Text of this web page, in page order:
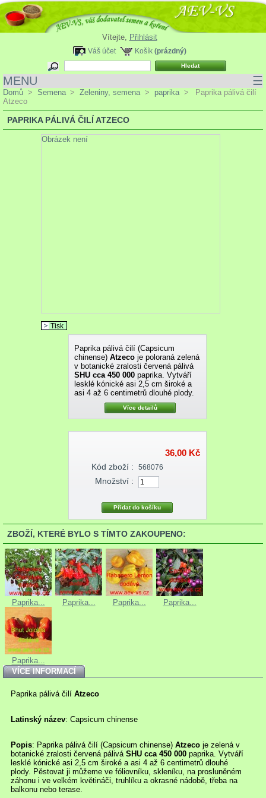
Vítejte, Přihlásit
Košík (prázdný)
Váš účet
MENU ☰
Domů > Semena > Zeleniny, semena > paprika >
Paprika pálivá čilí
Atzeco
PAPRIKA PÁLIVÁ ČILÍ ATZECO
Obrázek není
Tisk
Paprika pálivá čilí (Capsicum
chinense) Atzecoje poloraná zelená
v botanické zralosti červená pálivá
SHU cca 450 000paprika. Vytváří
lesklé kónické asi 2,5 cm široké a
asi 4 až 6 centimetrů dlouhé plody.
Více detailů
36,00 Kč
Kód zboží : 568076
Množství :
ZBOŽÍ, KTERÉ BYLO S TÍMTO ZAKOUPENO:
Paprika... Paprika... Paprika... Paprika...
Paprika...
VÍCE INFORMACÍ
Paprika pálivá čilí Atzeco
Latinský název: Capsicum chinense
Popis: Paprika pálivá čilí (Capsicum chinense) Atzeco je zelená v
botanické zralosti červená pálivá SHU cca 450 000 paprika. Vytváří
lesklé kónické asi 2,5 cm široké a asi 4 až 6 centimetrů dlouhé
plody. Pěstovat ji můžeme ve fóliovníku, skleníku, na prosluněném
záhonu i ve velkém květináči, truhlíku a okrasné nádobě, třeba na
balkonu nebo terase.